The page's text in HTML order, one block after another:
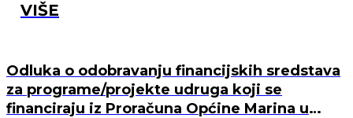
VIŠE
Odluka o odobravanju financijskih sredstava
za programe/projekte udruga koji se
financiraju iz Proračuna Općine Marina u